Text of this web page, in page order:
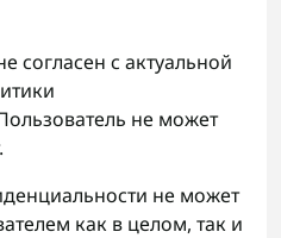
согласен с актуальной
не может
не может
как в целом, так и